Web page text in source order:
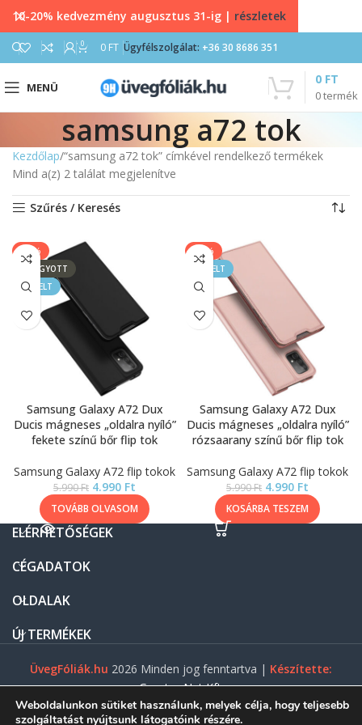
0 0 FT Ügyfélszolgálat: +36 30 8686 351
MENÜ
0termék
0 FT
samsung a72 tok
Kezdőlap “samsung a72 tok” címkével rendelkező termékek
Mind a(z) 2 találat megjelenítve
Szűrés / Keresés
-17%
ELFOGYOTT
KIEMELT
Samsung Galaxy A72 Dux
Ducis mágneses „oldalra nyíló”
fekete színű bőr flip tok
Samsung Galaxy A72 flip tokok
5.990Ft 4.990 Ft
TOVÁBB OLVASOM
-17%
KIEMELT
Samsung Galaxy A72 Dux
Ducis mágneses „oldalra nyíló”
rózsaarany színű bőr flip tok
Samsung Galaxy A72 flip tokok
5.990Ft 4.990 Ft
KOSÁRBA TESZEM
ELÉRHETŐSÉGEK
CÉGADATOK
OLDALAK
ÚJ TERMÉKEK
ÜvegFóliák.hu 2026 Minden jog fenntartva | Készítette:
Gasztro Net Kft.
10-20% kedvezmény augusztus 31-ig | részletek
Weboldalunkon sütiket használunk, melyek célja, hogy teljesebb
szolgáltatást nyújtsunk látogatóink részére.